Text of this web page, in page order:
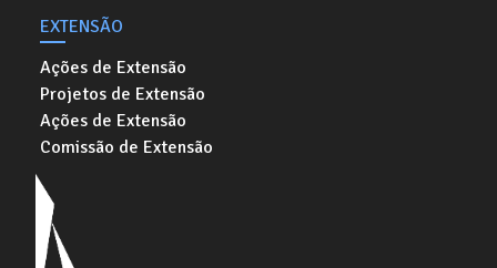
EXTENSÃO
Ações de Extensão
Projetos de Extensão
Ações de Extensão
Comissão de Extensão